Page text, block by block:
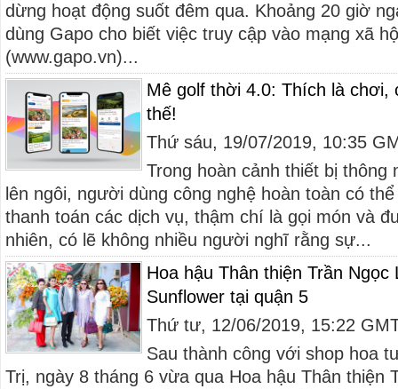
dừng hoạt động suốt đêm qua. Khoảng 20 giờ
dùng Gapo cho biết việc truy cập vào mạng xã
(www.gapo.vn)...
Mê golf thời 4.0: Thích là chơi,
thế!
Thứ sáu, 19/07/2019, 10:35
Trong hoàn cảnh thiết bị thông
lên ngôi, người dùng công nghệ hoàn toàn có
thanh toán các dịch vụ, thậm chí là gọi món và
nhiên, có lẽ không nhiều người nghĩ rằng sự...
Hoa hậu Thân thiện Trần
Sunflower tại quận 5
Thứ tư, 12/06/2019, 15:22
Sau thành công với shop hoa
Trị, ngày 8 tháng 6 vừa qua Hoa hậu Thân thiện